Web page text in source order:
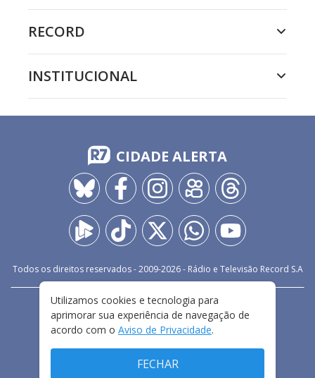
RECORD
INSTITUCIONAL
CIDADE ALERTA
Todos os direitos reservados - 2009-2026- Rádio e Televisão Record S.A
FALE CONOSCO
PRIVACIDADE
TERMOS E CONDIÇÕES DE USO
Utilizamos cookies e tecnologia para
aprimorar sua experiência de navegação de
acordo com o Aviso de Privacidade.
FECHAR